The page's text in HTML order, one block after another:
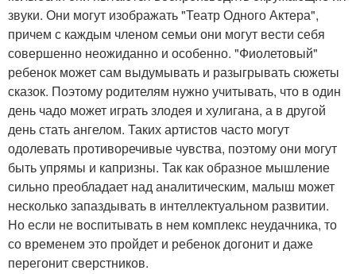
звуки. Они могут изображать "Театр Одного Актера",
причем с каждым членом семьи они могут вести себя
совершенно неожиданно и особенно. "Фиолетовый"
ребенок может сам выдумывать и разыгрывать сюжеты
сказок. Поэтому родителям нужно учитывать, что в один
день чадо может играть злодея и хулигана, а в другой
день стать ангелом. Таких артистов часто могут
одолевать противоречивые чувства, поэтому они могут
быть упрямы и капризны. Так как образное мышление
сильно преобладает над аналитическим, малыш может
несколько запаздывать в интеллектуальном развитии.
Но если не воспитывать в нем комплекс неудачника, то
со временем это пройдет и ребенок догонит и даже
перегонит сверстников.